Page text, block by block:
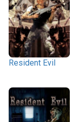
Resident Evil